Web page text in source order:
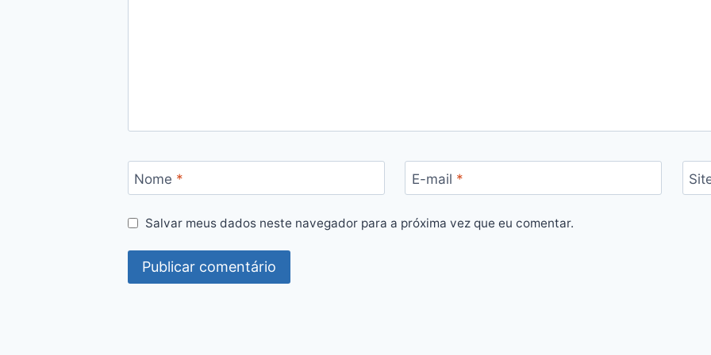
Nome * E-mail *
Salvar meus dados neste navegador para a próxima vez que eu comentar.